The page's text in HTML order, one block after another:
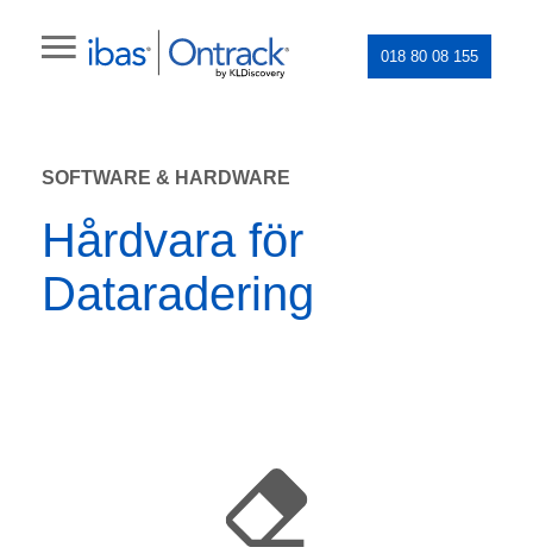
018 80 08 155
SOFTWARE & HARDWARE
Hårdvara för
Dataradering